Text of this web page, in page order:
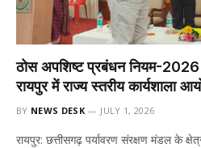
ठोस अपशिष्ट प्रबंधन नियम-2026
रायपुर में राज्य स्तरीय कार्यशाला
BY NEWS DESK JULY 1, 2026
रायपुर: छत्तीसगढ़ पर्यावरण संरक्षण मंडल के